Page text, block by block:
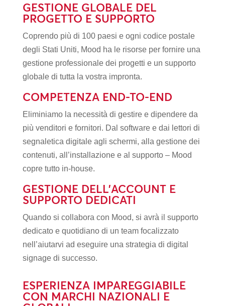
GESTIONE GLOBALE DEL
PROGETTO E SUPPORTO
Coprendo più di 100 paesi e ogni codice postale
degli Stati Uniti, Mood ha le risorse per fornire una
gestione professionale dei progetti e un supporto
globale di tutta la vostra impronta.
COMPETENZA END-TO-END
Eliminiamo la necessità di gestire e dipendere da
più venditori e fornitori. Dal software e dai lettori di
segnaletica digitale agli schermi, alla gestione dei
contenuti, all’installazione e al supporto – Mood
copre tutto in-house.
GESTIONE DELL’ACCOUNT E
SUPPORTO DEDICATI
Quando si collabora con Mood, si avrà il supporto
dedicato e quotidiano di un team focalizzato
nell’aiutarvi ad eseguire una strategia di digital
signage di successo.
ESPERIENZA IMPAREGGIABILE
CON MARCHI NAZIONALI E